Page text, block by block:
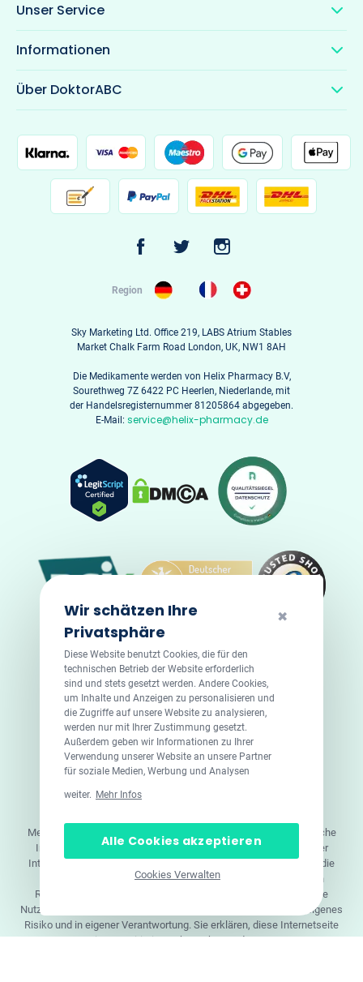
Unser Service
Informationen
Über DoktorABC
Region
Sky Marketing Ltd. Office 219, LABS Atrium Stables
Market Chalk Farm Road London, UK, NW1 8AH
Die Medikamente werden von Helix Pharmacy B.V,
Sourethweg 7Z 6422 PC Heerlen, Niederlande, mit
der Handelsregisternummer 81205864 abgegeben.
E-Mail: service@helix-pharmacy.de
© 2026 DoktorABC.com
Doktorabc.com ist eine Vermittlungsplattform. Doktorabc ist
Medikamente oder sonstige Produkte an oder liefert diese. Jegliche
Informationen zu Produkten, Medikamenten und Preisen auf der
Internetseite beinhalten kein Angebot von Doktorabc an Sie. Für die
Einhaltung der in Ihrem Land geltenden Gesetze und sonstigen
Rechtsvorschriften sind Sie als Nutzer selbst verantwortlich. Die
Nutzung unseres Services auf Doktorabc durch Sie erfolgt auf eigenes
Risiko und in eigener Verantwortung. Sie erklären, diese Internetseite
aus eigener Initiative zu besuchen und zu nutzen.
✖
Wir schätzen Ihre
Privatsphäre
Diese Website benutzt Cookies, die für den
technischen Betrieb der Website erforderlich
sind und stets gesetzt werden. Andere Cookies,
um Inhalte und Anzeigen zu personalisieren und
die Zugriffe auf unsere Website zu analysieren,
werden nur mit Ihrer Zustimmung gesetzt.
Außerdem geben wir Informationen zu Ihrer
Verwendung unserer Website an unsere Partner
für soziale Medien, Werbung und Analysen
weiter. Mehr Infos
Alle Cookies akzeptieren
Cookies Verwalten